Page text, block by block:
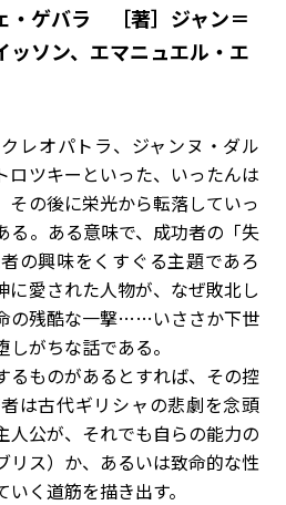
・ゲバラ ［著］ジャン＝
ッソン、エマニュエル・エ
レオパトラ、ジャンヌ・ダル
ロツキーといった、いったんは
その後に栄光から転落していっ
る。ある意味で、成功者の「失
の興味をくすぐる主題であろ
に愛された人物が、なぜ敗北し
の残酷な一撃……いささか下世
がちな話である。
ものがあるとすれば、その控
は古代ギリシャの悲劇を念頭
人公が、それでも自らの能力の
リス）か、あるいは致命的な性
く道筋を描き出す。